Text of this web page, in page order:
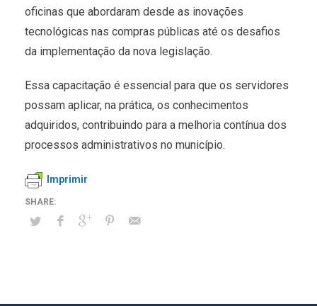
oficinas que abordaram desde as inovações
tecnológicas nas compras públicas até os desafios
da implementação da nova legislação.
Essa capacitação é essencial para que os servidores
possam aplicar, na prática, os conhecimentos
adquiridos, contribuindo para a melhoria contínua dos
processos administrativos no município.
Imprimir